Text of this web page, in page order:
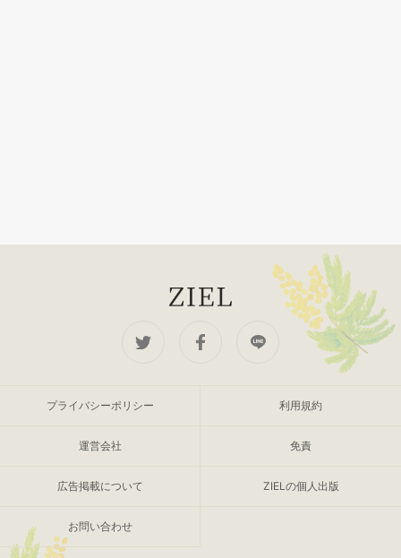
プライバシーポリシー 利用規約
運営会社 免責
広告掲載について ZIELの個人出版
お問い合わせ